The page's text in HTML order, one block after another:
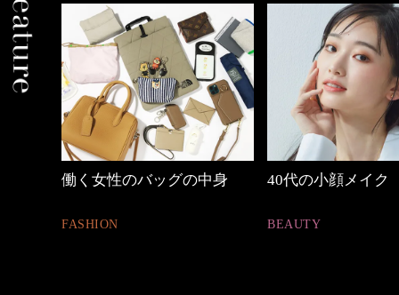
40代の小顔メイク
BEAUTY
心地よくいられる